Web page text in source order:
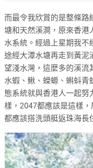
而最令我欣賞的是整條路
塘和天然溪澗，原來香港
水系統。經過上星期我不
途經大潭水塘再走到黃泥
望淺水灣，這麼多的溪流
水蝦、鰍、蠑螈、蝌蚪青
態系統就與香港人一起努
樣，2047都應該是這樣
都應該搭洗頭艇返珠海長